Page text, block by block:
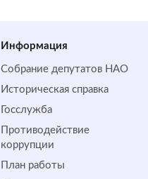
Информация
Собрание депутатов НАО
Историческая справка
Госслужба
Противодействие
коррупции
План работы